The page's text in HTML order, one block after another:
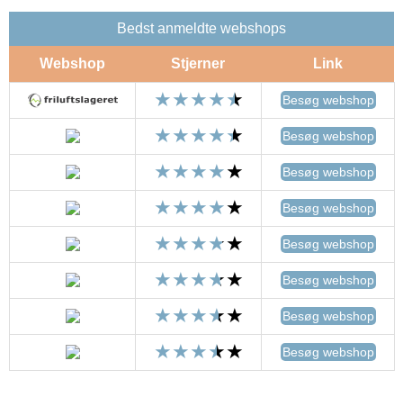
Bedst anmeldte webshops
Webshop Stjerner Link
Besøg webshop
Besøg webshop
Besøg webshop
Besøg webshop
Besøg webshop
Besøg webshop
Besøg webshop
Besøg webshop